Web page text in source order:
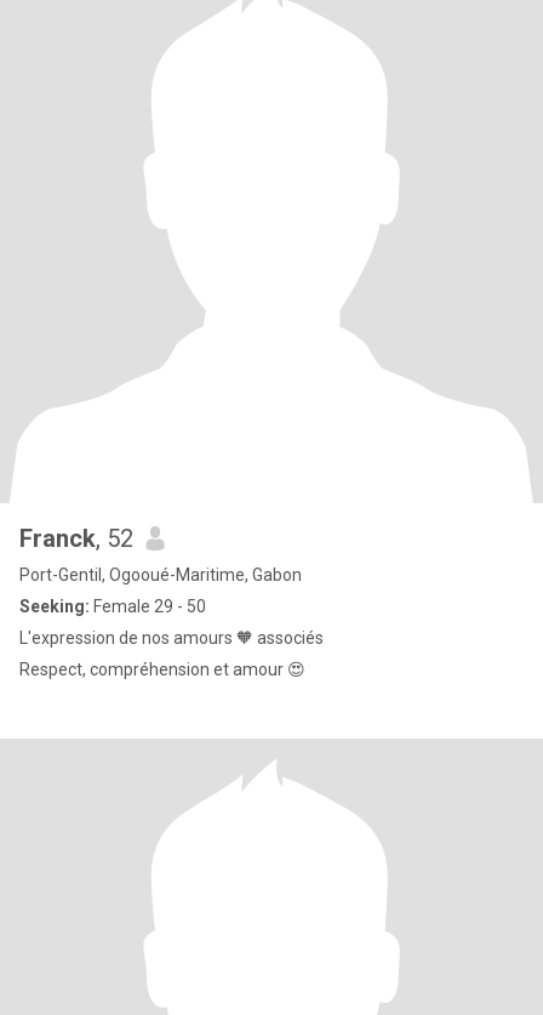
Franck, 52
Port-Gentil, Ogooué-Maritime, Gabon
Seeking: Female 29 - 50
L'expression de nos amours 🧡 associés
Respect, compréhension et amour 😍